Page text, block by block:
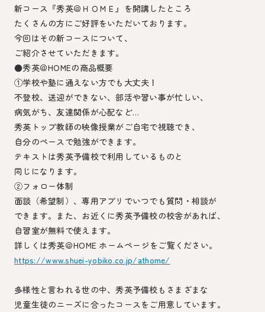
新コース『秀英＠ＨＯＭＥ』を開講したところ
たくさんの方にご好評をいただいております。
今回はその新コースについて、
ご紹介させていただきます。
●秀英＠HOMEの商品概要
①学校や塾に通えない方でも大丈夫！
不登校、送迎ができない、部活や習い事が忙しい、
病気がち、友達関係が心配など…
秀英トップ教師の映像授業がご自宅で視聴でき、
自分のペースで勉強ができます。
テキストは秀英予備校で利用しているものと
同じになります。
②フォロー体制
面談（希望制）、専用アプリでいつでも質問・相談が
できます。また、お近くに秀英予備校の校舎があれば、
自習室が無料で使えます。
詳しくは秀英＠HOME ホームページをご覧ください。
https://www.shuei-yobiko.co.jp/athome/
多様性と言われる世の中、秀英予備校もさまざまな
児童生徒のニーズに合ったコースをご用意しています。